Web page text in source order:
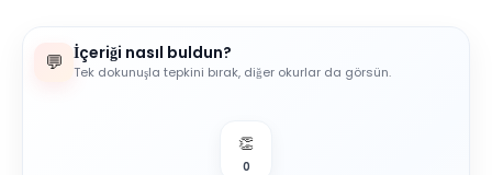
💬 İçeriği nasıl buldun?
Tek dokunuşla tepkini bırak, diğer okurlar da görsün.
👏
0